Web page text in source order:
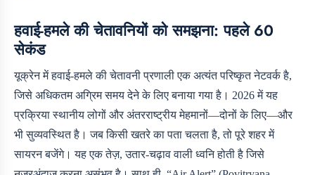
हवाई-हमले की चेतावनियों को समझना: पहले 60
सेकंड
यूक्रेन में हवाई-हमले की चेतावनी प्रणाली एक अत्यंत परिष्कृत नेटवर्क है,
जिसे अधिकतम अग्रिम समय देने के लिए बनाया गया है। 2026 में यह
प्रक्रिया स्थानीय लोगों और अंतरराष्ट्रीय मेहमानों—दोनों के लिए—और
भी सुव्यवस्थित है। जब किसी खतरे का पता चलता है, तो पूरे शहर में
सायरन बजेंगे। यह एक तेज़, उतार-चढ़ाव वाली ध्वनि होती है जिसे